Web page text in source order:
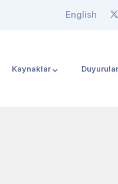
English
Kaynaklar Duyurular